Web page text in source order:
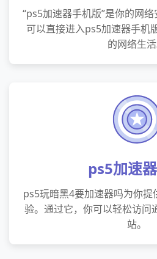
“ps5加速器手机版”是你的网
可以直接进入ps5加速器手机
的网络生活
ps5加速
ps5玩暗黑4要加速器吗为你
验。通过它，你可以轻松访问
站。